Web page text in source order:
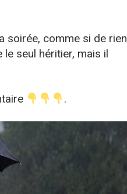
soirée, comme si de rien
le seul héritier, mais il
.